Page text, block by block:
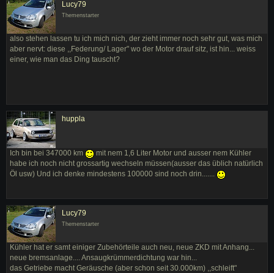
Lucy79
Themenstarter
also stehen lassen tu ich mich nich, der zieht immer noch sehr gut, was mich
aber nervt: diese ,,Federung/ Lager" wo der Motor drauf sitz, ist hin... weiss
einer, wie man das Ding tauscht?
huppla
Ich bin bei 347000 km
mit nem 1,6 Liter Motor und ausser nem Kühler
habe ich noch nicht grossartig wechseln müssen(ausser das üblich natürlich
Öl usw) Und ich denke mindestens 100000 sind noch drin.......
Lucy79
Themenstarter
Kühler hat er samt einiger Zubehörteile auch neu, neue ZKD mit Anhang...
neue bremsanlage.... Ansaugkrümmerdichtung war hin...
das Getriebe macht Geräusche (aber schon seit 30.000km) ,,schleift"